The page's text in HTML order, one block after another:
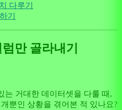
다루기
기
만 골라내기
는 거대한 데이터셋을 다룰 때,
뿐인 상황을 겪어본 적 있나요?